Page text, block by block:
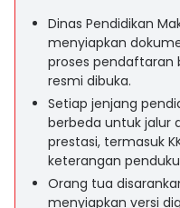
Dinas Pendidikan
menyiapkan
proses pendaftaran
resmi dibuka.
Setiap jenjang
berbeda untuk jalur
prestasi, termasuk
keterangan
Orang tua
menyiapkan versi